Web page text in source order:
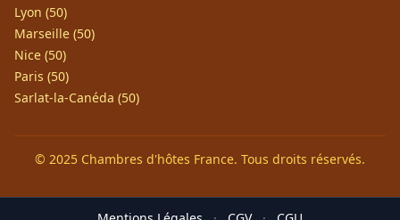
Lyon (50)
Marseille (50)
Nice (50)
Paris (50)
Sarlat-la-Canéda (50)
© 2025 Chambres d'hôtes France. Tous droits réservés.